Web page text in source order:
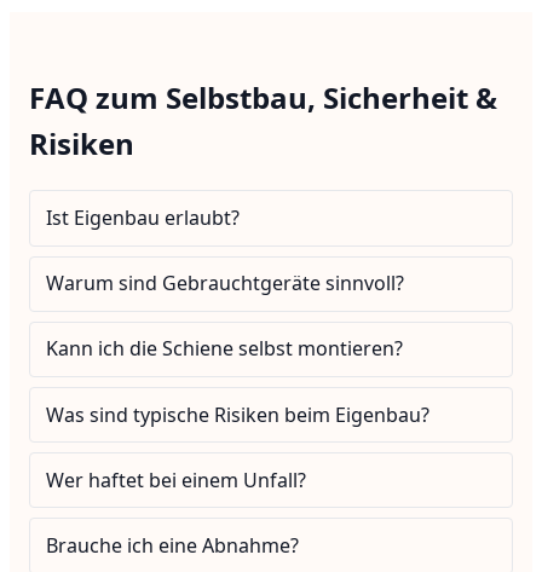
FAQ zum Selbstbau, Sicherheit &
Risiken
Ist Eigenbau erlaubt?
Warum sind Gebrauchtgeräte sinnvoll?
Kann ich die Schiene selbst montieren?
Was sind typische Risiken beim Eigenbau?
Wer haftet bei einem Unfall?
Brauche ich eine Abnahme?